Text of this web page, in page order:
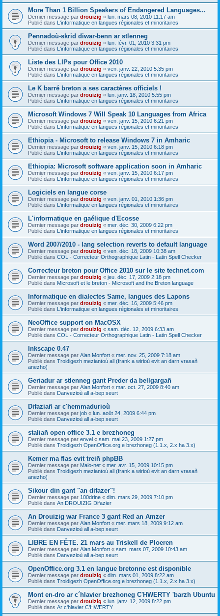
More Than 1 Billion Speakers of Endangered Languages...
Dernier message par drouizig « lun. mars 08, 2010 11:17 am
Publié dans L'informatique en langues régionales et minoritaires
Pennadoù-skrid diwar-benn ar stlenneg
Dernier message par drouizig « lun. févr. 01, 2010 3:31 pm
Publié dans L'informatique en langues régionales et minoritaires
Liste des LIPs pour Office 2010
Dernier message par drouizig « ven. janv. 22, 2010 5:35 pm
Publié dans L'informatique en langues régionales et minoritaires
Le K barré breton a ses caractères officiels !
Dernier message par drouizig « lun. janv. 18, 2010 5:55 pm
Publié dans L'informatique en langues régionales et minoritaires
Microsoft Windows 7 Will Speak 10 Languages from Africa
Dernier message par drouizig « ven. janv. 15, 2010 6:21 pm
Publié dans L'informatique en langues régionales et minoritaires
Ethiopia - Microsoft to release Windows 7 in Amharic
Dernier message par drouizig « ven. janv. 15, 2010 6:18 pm
Publié dans L'informatique en langues régionales et minoritaires
Ethiopia: Microsoft software application soon in Amharic
Dernier message par drouizig « ven. janv. 15, 2010 6:17 pm
Publié dans L'informatique en langues régionales et minoritaires
Logiciels en langue corse
Dernier message par drouizig « ven. janv. 01, 2010 1:36 pm
Publié dans L'informatique en langues régionales et minoritaires
L'informatique en gaélique d'Ecosse
Dernier message par drouizig « mer. déc. 30, 2009 6:22 pm
Publié dans L'informatique en langues régionales et minoritaires
Word 2007/2010 - lang selection reverts to default language
Dernier message par drouizig « ven. déc. 18, 2009 10:38 am
Publié dans COL - Correcteur Orthographique Latin - Latin Spell Checker
Correcteur breton pour Office 2010 sur le site technet.com
Dernier message par drouizig « jeu. déc. 17, 2009 2:18 pm
Publié dans Microsoft et le breton - Microsoft and the Breton language
Informatique en dialectes Same, langues des Lapons
Dernier message par drouizig « mer. déc. 16, 2009 5:46 pm
Publié dans L'informatique en langues régionales et minoritaires
NeoOffice support on MacOSX
Dernier message par drouizig « sam. déc. 12, 2009 6:33 am
Publié dans COL - Correcteur Orthographique Latin - Latin Spell Checker
Inkscape 0.47
Dernier message par Alan Monfort « mer. nov. 25, 2009 7:18 am
Publié dans Troidigezh meziantoù all (frank a wirioù evit an darn vrasañ
anezho)
Geriadur ar stlenneg gant Preder da bellgargañ
Dernier message par Alan Monfort « mar. oct. 27, 2009 8:40 am
Publié dans Danvezioù all a-bep seurt
Difaziañ ar c'hemmadurioù
Dernier message par job « lun. août 24, 2009 6:44 pm
Publié dans Danvezioù all a-bep seurt
staliañ open office 3.1 e brezhoneg
Dernier message par envel « sam. mai 23, 2009 1:27 pm
Publié dans Troidigezh OpenOffice.org e brezhoneg (1.1.x, 2.x ha 3.x)
Kemer ma flas evit treiñ phpBB
Dernier message par Malo-net « mer. avr. 15, 2009 10:15 pm
Publié dans Troidigezh meziantoù all (frank a wirioù evit an darn vrasañ
anezho)
Sikour din gant "an difazer"!
Dernier message par 100drine « dim. mars 29, 2009 7:10 pm
Publié dans An DROUIZIG Difazier
An Drouizig war France 3 gant Red an Amzer
Dernier message par Alan Monfort « mer. mars 18, 2009 9:12 am
Publié dans Danvezioù all a-bep seurt
LIBRE EN FÊTE. 21 mars au Triskell de Ploeren
Dernier message par Alan Monfort « sam. mars 07, 2009 10:43 am
Publié dans Danvezioù all a-bep seurt
OpenOffice.org 3.1 en langue bretonne est disponible
Dernier message par drouizig « dim. mars 01, 2009 8:22 am
Publié dans Troidigezh OpenOffice.org e brezhoneg (1.1.x, 2.x ha 3.x)
Mont en-dro ar c´hlavier brezhoneg C'HWERTY 'barzh Ubuntu
Dernier message par drouizig « lun. janv. 12, 2009 8:22 pm
Publié dans Ar c'hlavier C'HWERTY